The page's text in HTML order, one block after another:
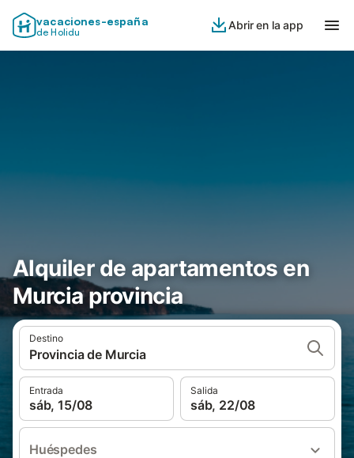
vacaciones-españa
de Holidu
Abrir en la app
Alquiler de apartamentos en
Murcia provincia
Destino
Provincia de Murcia
Entrada
sáb, 15/08
Salida
sáb, 22/08
Huéspedes